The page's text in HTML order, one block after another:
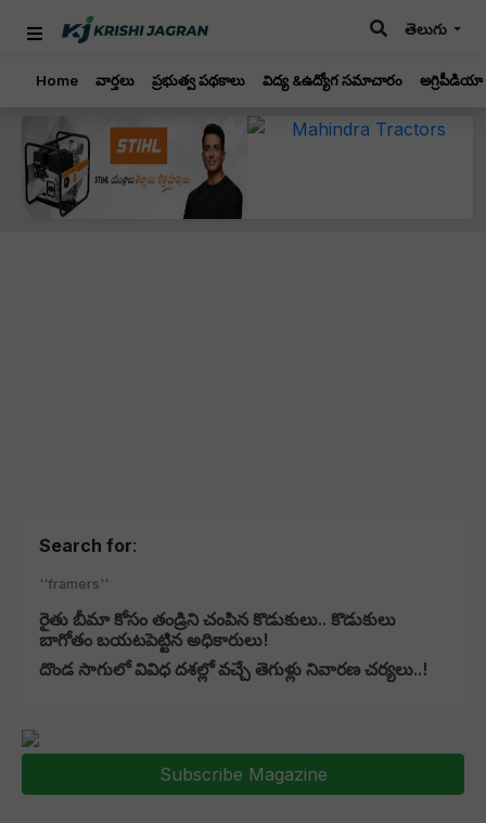
తెలుగు
Home వార్తలు ప్రభుత్వ పథకాలు విద్య &ఉద్యోగ సమాచారం అగ్రిపీడియా
Search for:
framers
రైతు బీమా కోసం తండ్రిని చంపిన కొడుకులు.. కొడుకులు
బాగోతం బయటపెట్టిన అధికారులు!
దొండ సాగులో వివిధ దశల్లో వచ్చే తెగుళ్లు నివారణ చర్యలు..!
Subscribe Magazine